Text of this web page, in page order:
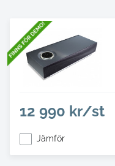
12 990 kr/st
Jämför